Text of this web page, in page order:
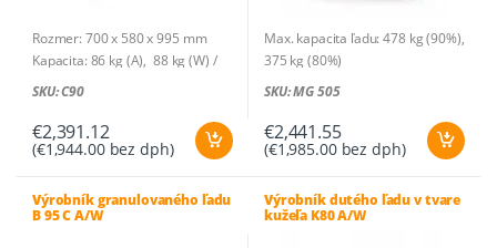
Rozmer: 700 x 580 x 995 mm
Kapacita: 86 kg (A), 88 kg (W) /
24 h
Hmotnosť ľadu: 20 g
Kusov na cyklus: 56
47,6l/h (W)
Zásobník: na 42 kg – 2100 ks
SKU: C90
€2,391.12
(€1,944.00bez dph)
Max. kapacita ľadu: 478 kg (90%),
375 kg (80%)
Rozmer: 1331 x 880 x 1270 mm
SKU: MG 505
€2,441.55
(€1,985.00bez dph)
Výrobník granulovaného ľadu
B 95 C A/W
Výrobník dutého ľadu v tvare
kužeľa K80 A/W